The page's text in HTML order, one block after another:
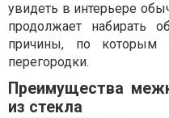
увидеть в интерьере
продолжает набирать
причины, по которым
перегородки.
Преимущества
из стекла